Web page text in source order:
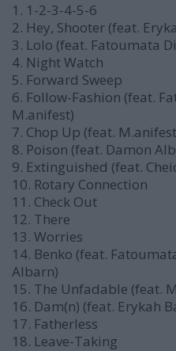
1. 1-2-3-4-5-6
2. Hey, Shooter (feat.
3. Lolo (feat. Fatoumata
4. Night Watch
5. Forward Sweep
6. Follow-Fashion (feat.
M.anifest)
7. Chop Up (feat.
8. Poison (feat. Damon
9. Extinguished (feat.
10. Rotary Connection
11. Check Out
12. There
13. Worries
14. Benko (feat.
Albarn)
15. The Unfadable (feat.
16. Dam(n) (feat. Erykah
17. Fatherless
18. Leave-Taking